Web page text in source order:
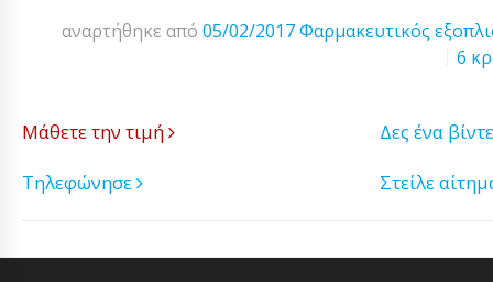
αναρτήθηκε από 05/02/2017 Φαρμακευτικός
6
Μάθετε την τιμή
Δες ένα
Τηλεφώνησε
Στείλε